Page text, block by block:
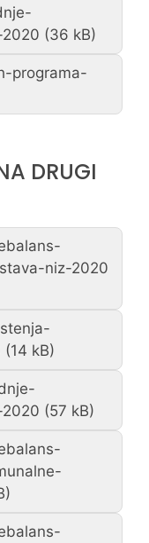
programa-
DRUGI
niz-2020